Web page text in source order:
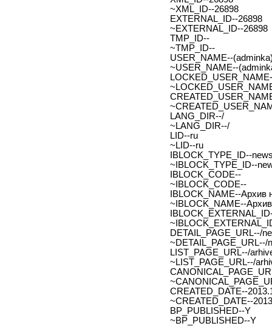
~XML_ID--26898
EXTERNAL_ID--26898
~EXTERNAL_ID--26898
TMP_ID--
~TMP_ID--
USER_NAME--
~USER_NAME--
LANG_DIR--/
~LANG_DIR--/
LID--ru
~LID--ru
IBLOCK_TYPE_ID--
~IBLOCK_TYPE_ID--
IBLOCK_CODE--
~IBLOCK_CODE--
IBLOCK_NAME--Архив
~IBLOCK_NAME--
DETAIL_PAGE_URL--/
~DETAIL_PAGE_URL--/
LIST_PAGE_URL--/
~LIST_PAGE_URL--/
CREATED_DATE--
~CREATED_DATE--
BP_PUBLISHED--Y
~BP_PUBLISHED--Y